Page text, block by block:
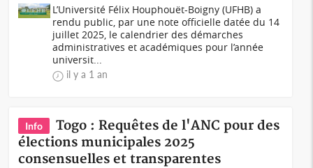
L’Université Félix Houphouët-Boigny (UFHB) a
rendu public, par une note officielle datée du 14
juillet 2025, le calendrier des démarches
administratives et académiques pour l’année
universit...
il y a 1 an
Info
Togo : Requêtes de l'ANC pour des
élections municipales 2025
consensuelles et transparentes